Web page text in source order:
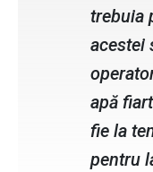
trebuia
acestei
apă
fie la
pentru